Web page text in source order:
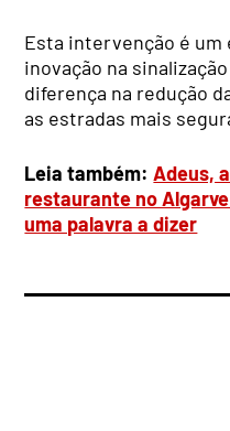
Esta intervenção é um
inovação na
diferença na redução
as estradas mais
Leia também:Adeus,
restaurante no
uma palavra a dizer